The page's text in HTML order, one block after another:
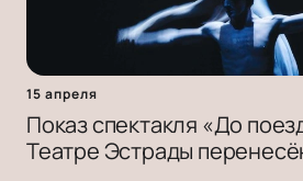
15 апреля
Показ спектакля «До
Театре Эстрады